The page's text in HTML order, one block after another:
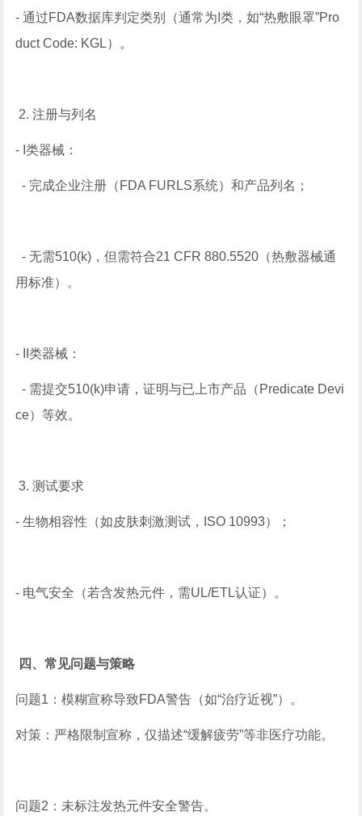
- 通过FDA数据库判定类别（通常为I类，如“热敷眼罩”Pro
duct Code: KGL）。
2. 注册与列名
- I类器械：
- 完成企业注册（FDA FURLS系统）和产品列名；
- 无需510(k)，但需符合21 CFR 880.5520（热敷器械通
用标准）。
- II类器械：
- 需提交510(k)申请，证明与已上市产品（Predicate Devi
ce）等效。
3. 测试要求
- 生物相容性（如皮肤刺激测试，ISO 10993）；
- 电气安全（若含发热元件，需UL/ETL认证）。
四、常见问题与策略
问题1：模糊宣称导致FDA警告（如“治疗近视”）。
对策：严格限制宣称，仅描述“缓解疲劳”等非医疗功能。
问题2：未标注发热元件安全警告。